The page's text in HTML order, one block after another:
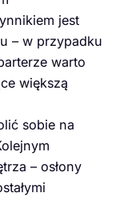
jest
– w przypadku
warto
większą
sobie na
– osłony